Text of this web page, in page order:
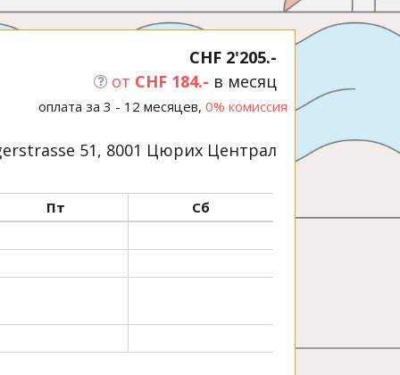
CHF 2'205.-
от CHF 184.- в месяц
оплата за 3 - 12 месяцев, 0% комиссия
51, 8001 Цюрих Централ
Пт
Сб